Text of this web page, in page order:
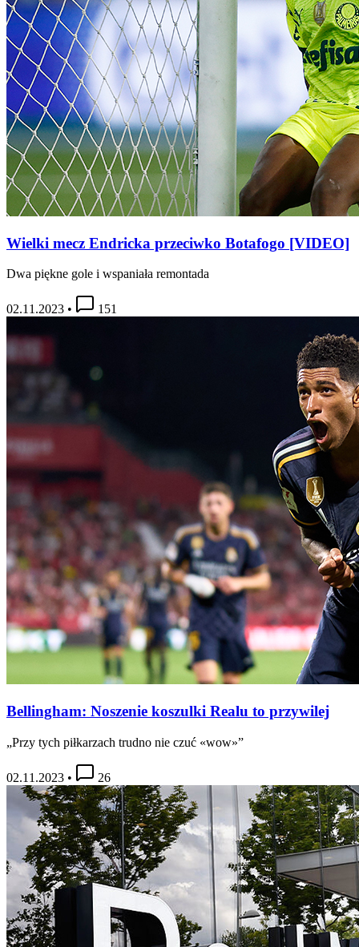
Wielki mecz Endricka przeciwko Botafogo [VIDEO]
Dwa piękne gole i wspaniała remontada
02.11.2023 • 151
Bellingham: Noszenie koszulki Realu to przywilej
„Przy tych piłkarzach trudno nie czuć «wow»”
02.11.2023 • 26